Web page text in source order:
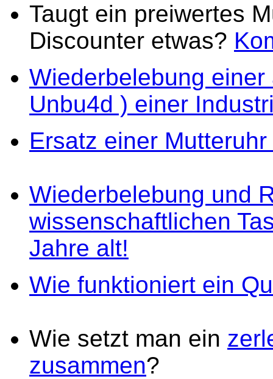
Taugt ein preiwertes
Discounter etwas?
Wiederbelebung
Unbu4d ) einer
Ersatz einer
Wiederbelebung und
wissenschaftlichen
Jahre alt!
Wie funktioniert ein
Wie setzt man ein
zusammen?